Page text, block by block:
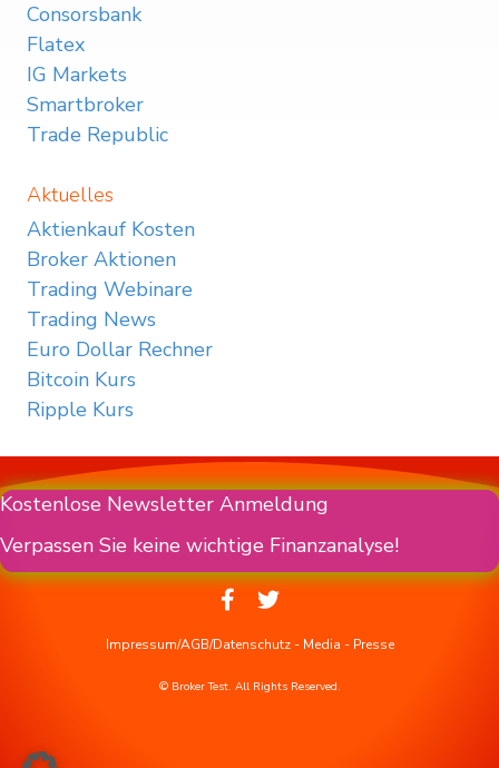
Consorsbank
Flatex
IG Markets
Smartbroker
Trade Republic
Aktuelles
Aktienkauf Kosten
Broker Aktionen
Trading Webinare
Trading News
Euro Dollar Rechner
Bitcoin Kurs
Ripple Kurs
Kostenlose Newsletter Anmeldung
Verpassen Sie keine wichtige Finanzanalyse!
Impressum/AGB/Datenschutz- Media - Presse
© Broker Test. All Rights Reserved.